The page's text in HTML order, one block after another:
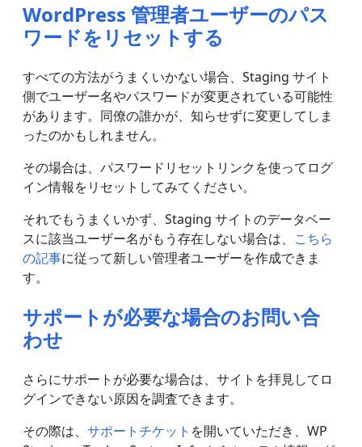
WordPress 管理者ユーザーのパス
ワードをリセットする
すべての方法がうまくいかない場合、Staging サイト
側でユーザー名やパスワードが変更されている可能性
があります。同僚の誰かが、知らせずに変更してしま
ったのかもしれません。
その場合は、パスワードリセットリンクを使ってログ
イン情報をリセットしてみてください。
それでもうまくいかず、Staging サイトのデータベー
スに該当ユーザー名がもう存在しない場合は、 こちら
の記事に従って新しい管理者ユーザーを作成できま
す。
サポートが必要な場合のお問い合
わせ
さらにサポートが必要な場合は、サイトを拝見してロ
グインできない原因を調査できます。
その際は、 サポートチケット を開いていただき、WP